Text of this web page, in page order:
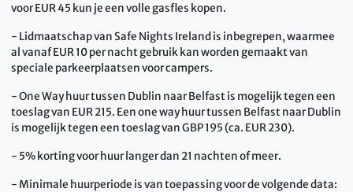
voor EUR 45 kun je een volle gasfles kopen.
- Lidmaatschap van Safe Nights Ireland is inbegrepen, waarmee
al vanaf EUR 10 per nacht gebruik kan worden gemaakt van
speciale parkeerplaatsen voor campers.
- One Way huur tussen Dublin naar Belfast is mogelijk tegen een
toeslag van EUR 215. Een one way huur tussen Belfast naar Dublin
is mogelijk tegen een toeslag van GBP 195 (ca. EUR 230).
- 5% korting voor huur langer dan 21 nachten of meer.
- Minimale huurperiode is van toepassing voor de volgende data: